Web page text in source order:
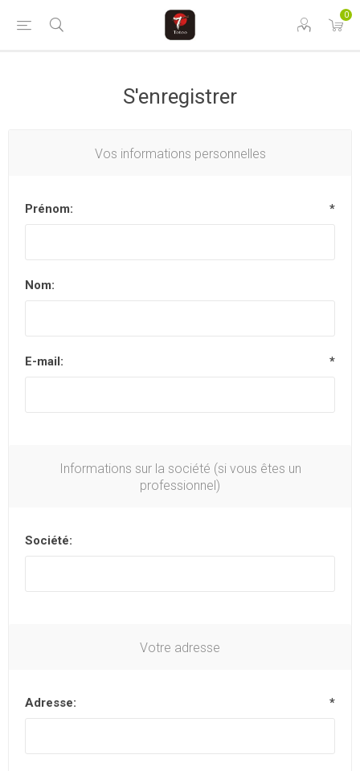
0
S'enregistrer
Vos informations personnelles
Prénom: *
Nom:
E-mail: *
Informations sur la société (si vous êtes un
professionnel)
Société:
Votre adresse
Adresse: *